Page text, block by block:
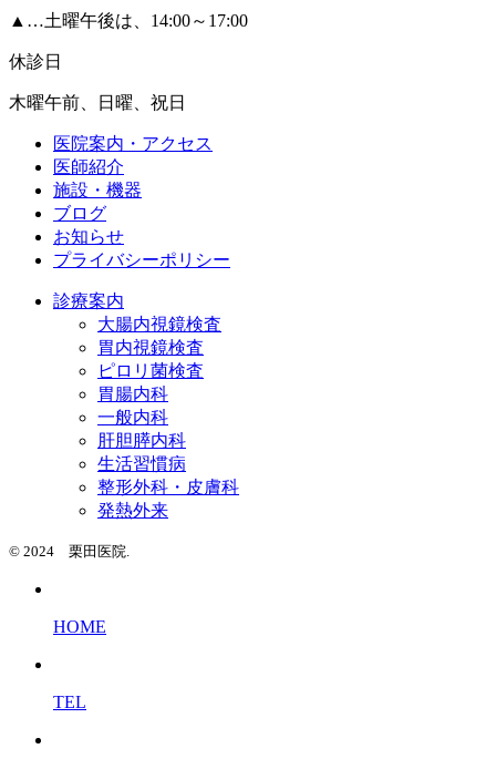
▲ …土曜午後は、14:00～17:00
休診日
木曜午前、日曜、祝日
医院案内・アクセス
医師紹介
施設・機器
ブログ
お知らせ
プライバシーポリシー
診療案内
大腸内視鏡検査
胃内視鏡検査
ピロリ菌検査
胃腸内科
一般内科
肝胆膵内科
生活習慣病
整形外科・皮膚科
発熱外来
© 2024 栗田医院.
HOME
TEL